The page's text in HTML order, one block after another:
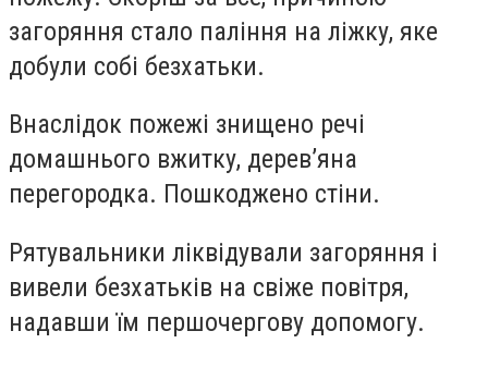
загоряння стало паління на ліжку, яке
добули собі безхатьки.
Внаслідок пожежі знищено речі
домашнього вжитку, дерев’яна
перегородка. Пошкоджено стіни.
Рятувальники ліквідували загоряння і
вивели безхатьків на свіже повітря,
надавши їм першочергову допомогу.